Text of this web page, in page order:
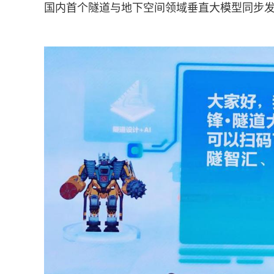
国内首个隧道与地下空间领域垂直大模型同步